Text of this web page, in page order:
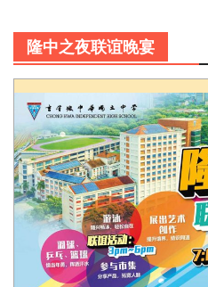
隆中之夜联谊晚宴